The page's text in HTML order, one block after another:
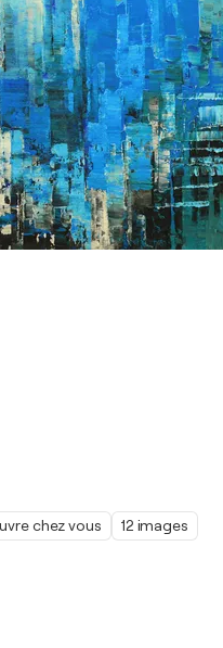
chez vous 12 images